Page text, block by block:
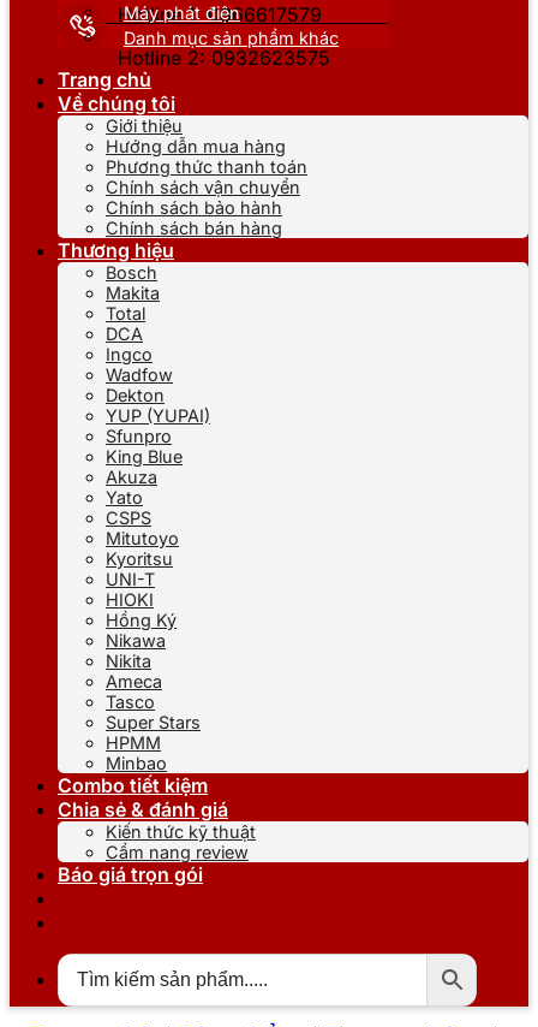
Hotline 1: 0866617579
Hotline 2: 0932623575
Máy phát điện
Danh mục sản phẩm khác
Trang chủ
Về chúng tôi
Giới thiệu
Hướng dẫn mua hàng
Phương thức thanh toán
Chính sách vận chuyển
Chính sách bảo hành
Chính sách bán hàng
Thương hiệu
Bosch
Makita
Total
DCA
Ingco
Wadfow
Dekton
YUP (YUPAI)
Sfunpro
King Blue
Akuza
Yato
CSPS
Mitutoyo
Kyoritsu
UNI-T
HIOKI
Hồng Ký
Nikawa
Nikita
Ameca
Tasco
Super Stars
HPMM
Minbao
Combo tiết kiệm
Chia sẻ & đánh giá
Kiến thức kỹ thuật
Cẩm nang review
Báo giá trọn gói